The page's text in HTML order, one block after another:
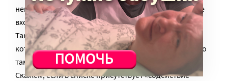
невозможно в принципе, если в мои перспективы не
входит отсидка за экономическое преступление.
Также там перечислены виды деятельности,
которыми фонд может заниматься — и а если чего-то
там нет, то и оплачивать это фонд не имеет права.
Скажем, если в списке присутствует «содействие